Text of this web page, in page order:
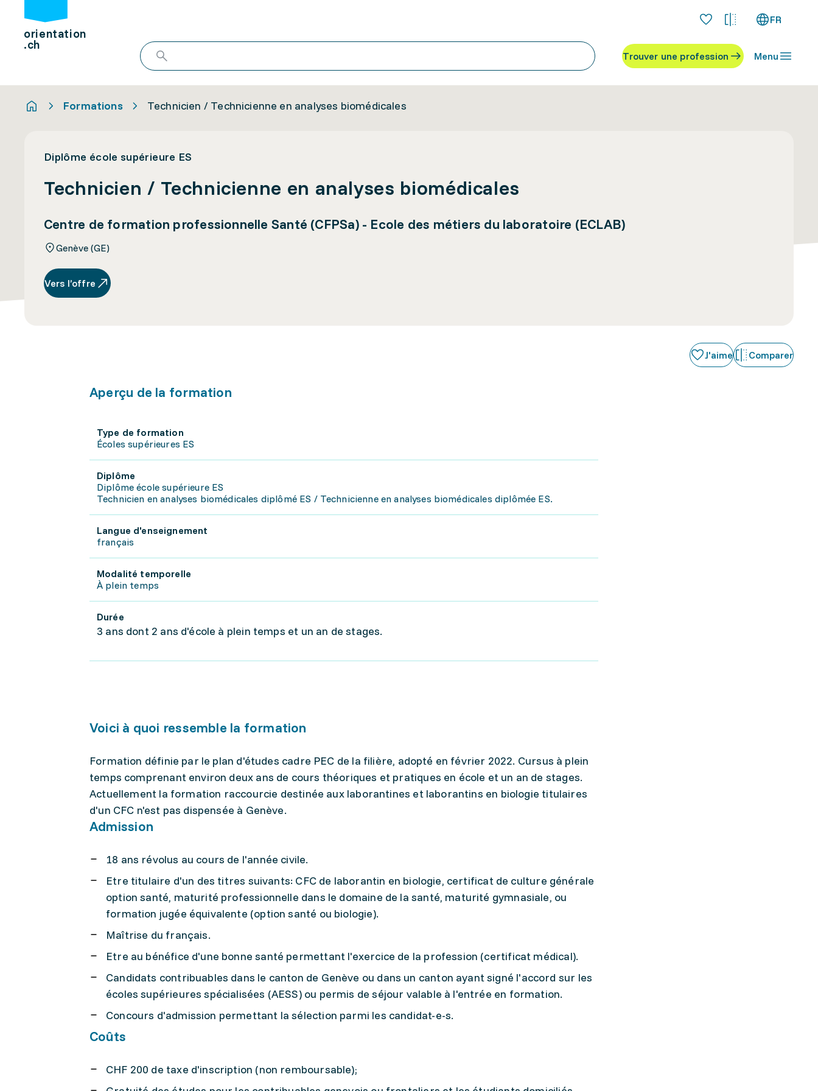
orientation
.ch
FR
Trouver une profession Menu
Formations Technicien / Technicienne en analyses biomédicales
Diplôme école supérieure ES
Technicien / Technicienne en analyses biomédicales
Centre de formation professionnelle Santé (CFPSa) - Ecole des métiers du laboratoire (ECLAB)
Genève (GE)
Vers l’offre
J'aime Comparer
Aperçu de la formation
Type de formation
Écoles supérieures ES
Diplôme
Diplôme école supérieure ES
Technicien en analyses biomédicales diplômé ES / Technicienne en analyses biomédicales diplômée ES.
Langue d'enseignement
français
Modalité temporelle
À plein temps
Durée
3 ans dont 2 ans d'école à plein temps et un an de stages.
Voici à quoi ressemble la formation
Formation définie par le plan d'études cadre PEC de la filière, adopté en février 2022. Cursus à plein
temps comprenant environ deux ans de cours théoriques et pratiques en école et un an de stages.
Actuellement la formation raccourcie destinée aux laborantines et laborantins en biologie titulaires
d'un CFC n'est pas dispensée à Genève.
Admission
18 ans révolus au cours de l'année civile.
Etre titulaire d'un des titres suivants: CFC de laborantin en biologie, certificat de culture générale
option santé, maturité professionnelle dans le domaine de la santé, maturité gymnasiale, ou
formation jugée équivalente (option santé ou biologie).
Maîtrise du français.
Etre au bénéfice d'une bonne santé permettant l'exercice de la profession (certificat médical).
Candidats contribuables dans le canton de Genève ou dans un canton ayant signé l'accord sur les
écoles supérieures spécialisées (AESS) ou permis de séjour valable à l'entrée en formation.
Concours d'admission permettant la sélection parmi les candidat-e-s.
Coûts
CHF 200 de taxe d'inscription (non remboursable);